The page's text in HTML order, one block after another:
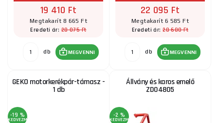
19 410 Ft
Megtakarít 8 665 Ft
Eredeti ár:28 075 Ft
db MEGVENNI
22 095 Ft
Megtakarít 6 585 Ft
Eredeti ár:28 680 Ft
db MEGVENNI
GEKO motorkerékpár-támasz -
1 db
-19 %
KEDVEZMÉNY
Állvány és karos emelő
ZD04805
-2 %
KEDVEZMÉNY